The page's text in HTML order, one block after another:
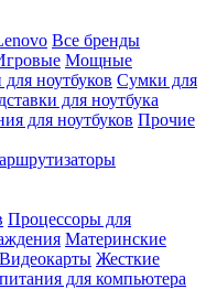
Все бренды
Мощные
ноутбуков Сумки для
для ноутбука
для ноутбуков Прочие
Процессоры для
Материнские
Видеокарты Жесткие
для компьютера